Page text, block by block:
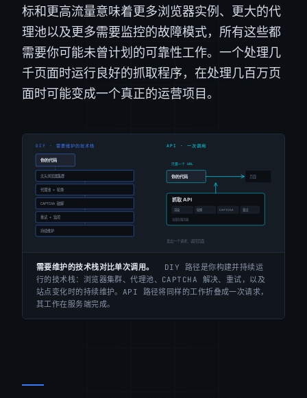
标和更高流量意味着更多浏览器实例、更大的代
理池以及更多需要监控的故障模式，所有这些都
需要你可能未曾计划的可靠性工作。一个处理几
千页面时运行良好的抓取程序，在处理几百万页
面时可能变成一个真正的运营项目。
需要维护的技术栈对比单次调用。
DIY 路径是你构建并持续运
行的技术栈：浏览器集群、代理池、CAPTCHA 解决、重试，以及
站点变化时的持续维护。API 路径将同样的工作折叠成一次请求，
其工作在服务端完成。